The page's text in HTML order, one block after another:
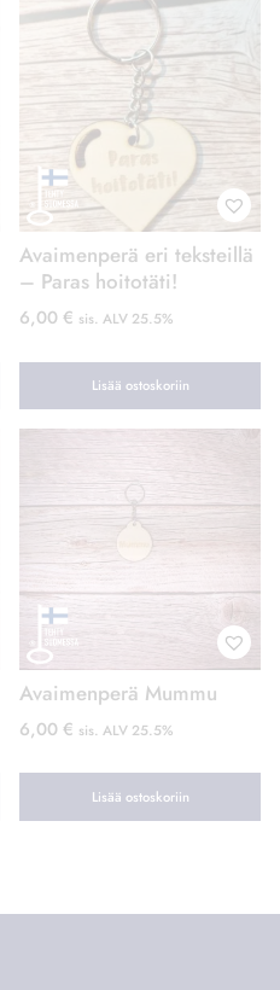
Avaimenperä eri teksteillä
– Paras hoitotäti!
6,00 € sis. ALV 25.5%
Lisää ostoskoriin
Avaimenperä Mummu
6,00 € sis. ALV 25.5%
Lisää ostoskoriin